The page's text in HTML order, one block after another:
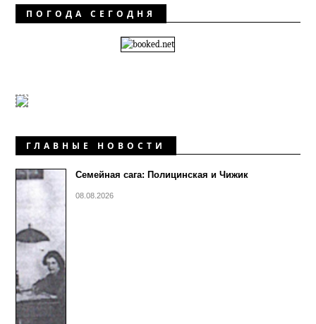
ПОГОДА СЕГОДНЯ
ГЛАВНЫЕ НОВОСТИ
Семейная сага: Полицинская и Чижик
08.08.2026